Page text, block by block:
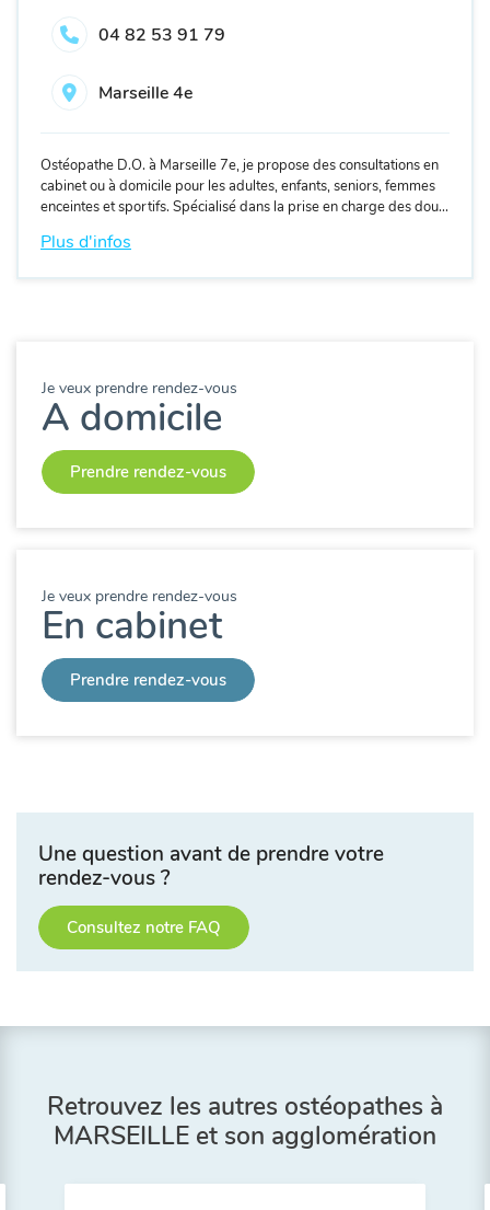
04 82 53 91 79
Marseille 4e
Ostéopathe D.O. à Marseille 7e, je propose des consultations en
cabinet ou à domicile pour les adultes, enfants, seniors, femmes
enceintes et sportifs. Spécialisé dans la prise en charge des dou...
Plus d'infos
Je veux prendre rendez-vous
A domicile
Prendre rendez-vous
Je veux prendre rendez-vous
En cabinet
Prendre rendez-vous
Une question avant de prendre votre
rendez-vous ?
Consultez notre FAQ
Retrouvez les autres ostéopathes à
MARSEILLE et son agglomération